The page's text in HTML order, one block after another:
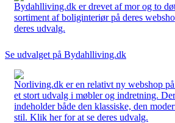
Bydahlliving.dk er drevet af mor og to
sortiment af boliginteriør på deres
deres udvalg.
Se udvalget på Bydahlliving.dk
Norliving.dk er en relativt ny webshop
et stort udvalg i møbler og indretning.
indeholder både den klassiske, den
stil. Klik her for at se deres udvalg.